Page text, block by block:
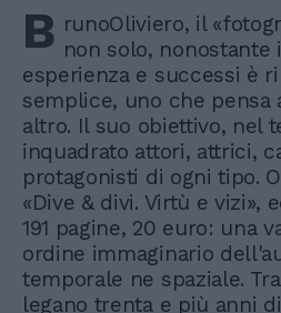
B runoOliviero, il
non solo, nonostante
esperienza e successi è
semplice, uno che pensa
altro. Il suo obiettivo, nel
inquadrato attori, attrici,
protagonisti di ogni tipo.
«Dive & divi. Virtù e vizi»,
191 pagine, 20 euro: una
ordine immaginario
temporale ne spaziale.
legano trenta e più anni